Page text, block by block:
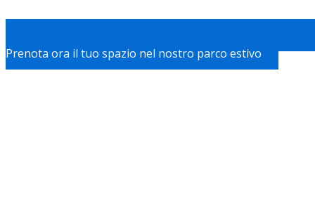
Prenota ora il tuo spazio nel nostro parco estivo